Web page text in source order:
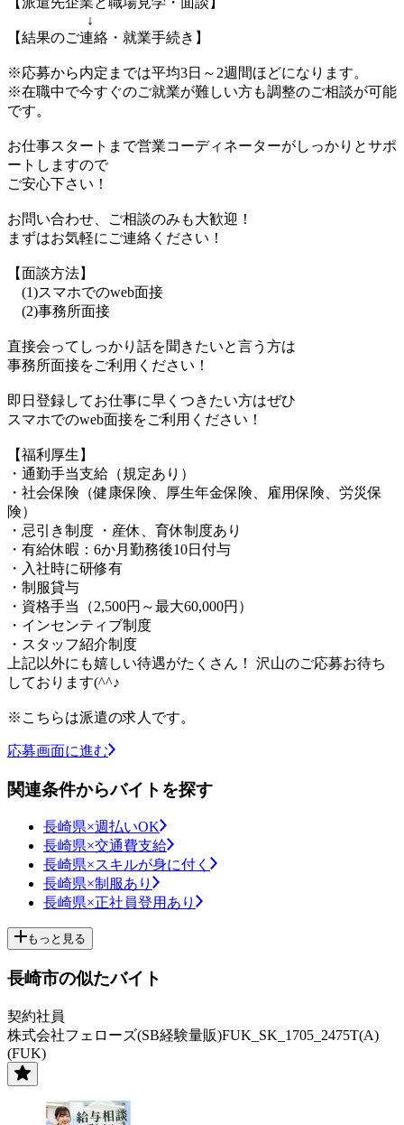
↓
【結果のご連絡・就業手続き】
※応募から内定までは平均3日～2週間ほどになります。
※在職中で今すぐのご就業が難しい方も調整のご相談が可能
です。
お仕事スタートまで営業コーディネーターがしっかりとサポ
ートしますので
ご安心下さい！
お問い合わせ、ご相談のみも大歓迎！
まずはお気軽にご連絡ください！
【面談方法】
(1)スマホでのweb面接
(2)事務所面接
直接会ってしっかり話を聞きたいと言う方は
事務所面接をご利用ください！
即日登録してお仕事に早くつきたい方はぜひ
スマホでのweb面接をご利用ください！
【福利厚生】
・通勤手当支給（規定あり）
・社会保険（健康保険、厚生年金保険、雇用保険、労災保
険）
・忌引き制度 ・産休、育休制度あり
・有給休暇：6か月勤務後10日付与
・入社時に研修有
・制服貸与
・資格手当（2,500円～最大60,000円）
・インセンティブ制度
・スタッフ紹介制度
上記以外にも嬉しい待遇がたくさん！ 沢山のご応募お待ち
しております(^^♪
※こちらは派遣の求人です。
応募画面に進む
関連条件からバイトを探す
長崎県×週払いOK
長崎県×交通費支給
長崎県×スキルが身に付く
長崎県×制服あり
長崎県×正社員登用あり
もっと見る
長崎市の似たバイト
契約社員
株式会社フェローズ(SB経験量販)FUK_SK_1705_2475T(A)
(FUK)